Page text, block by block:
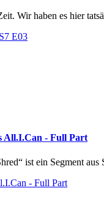
Wir haben es hier
E03
All.I.Can - Full Part
ist ein Segment
- Full Part